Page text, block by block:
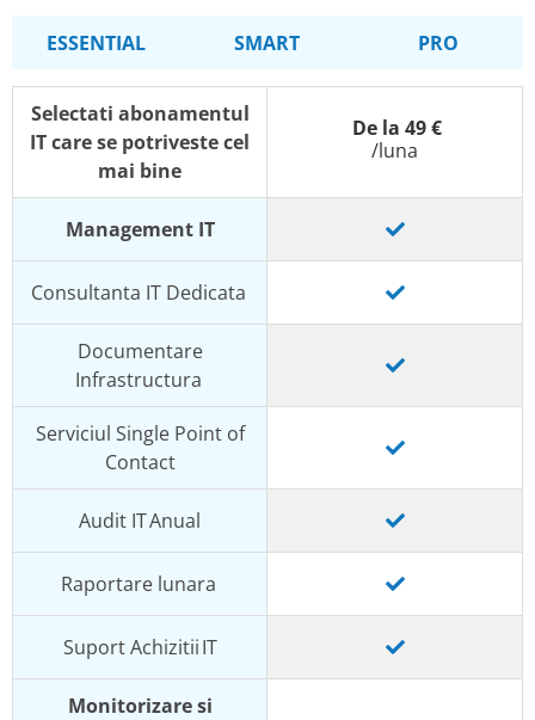
ESSENTIAL SMART PRO
Selectati abonamentul
IT care se potriveste cel
mai bine
De la 49 €
/luna
Management IT
Consultanta IT Dedicata
Documentare
Infrastructura
Serviciul Single Point of
Contact
Audit IT Anual
Raportare lunara
Suport Achizitii IT
Monitorizare si